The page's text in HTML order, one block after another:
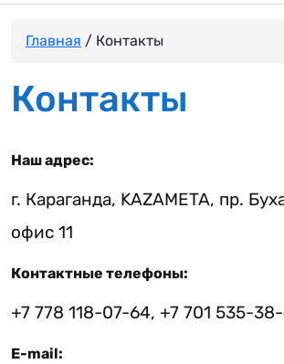
Главная / Контакты
Контакты
Наш адрес:
г. Караганда, KAZAMETA, пр.
офис 11
Контактные телефоны:
+7 778 118-07-64, +7 701 535-
E-mail: